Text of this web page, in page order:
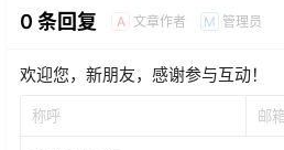
0 条回复 A 文章作者 M 管理员
欢迎您，新朋友，感谢参与互动！